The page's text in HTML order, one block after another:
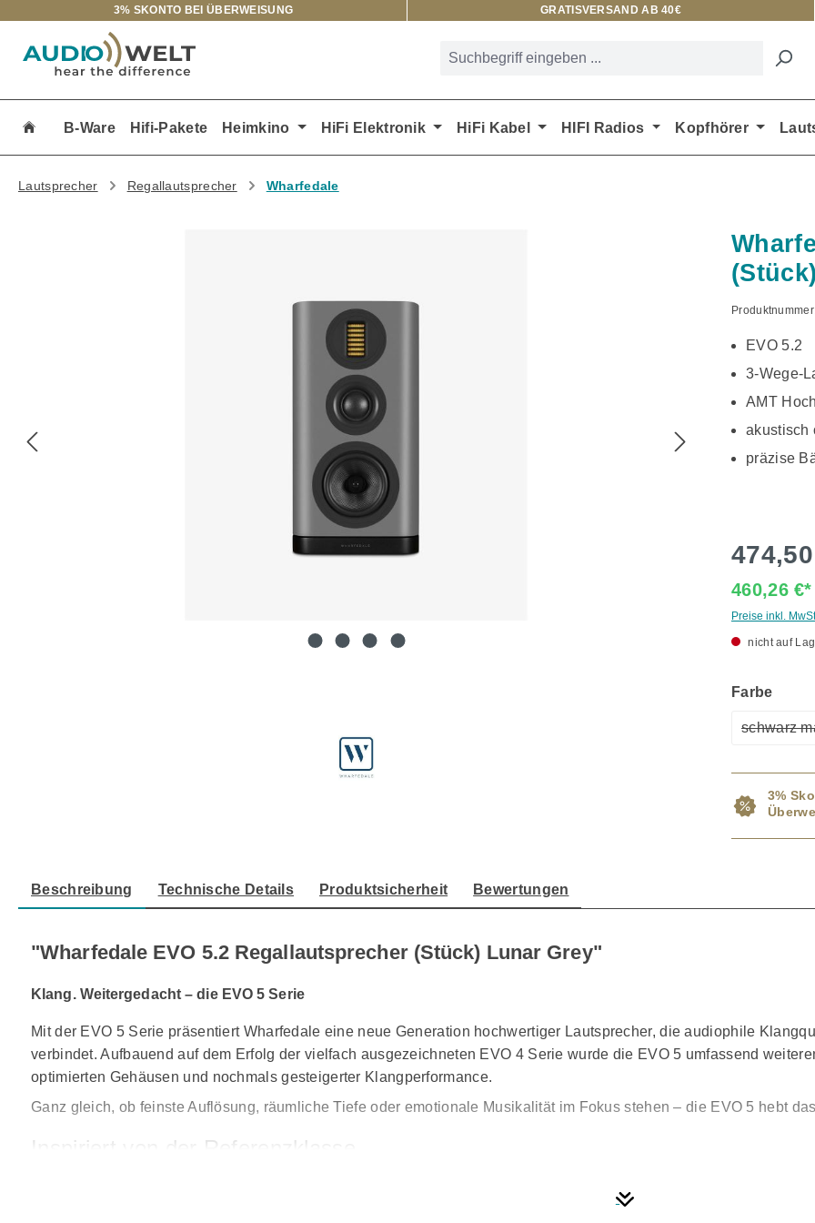
Hauptinhalt springen
Zur Suche springen
Zur Hauptnavigation springen
3% SKONTO BEI ÜBERWEISUNG GRATISVERSAND AB 40€
B-Ware Hifi-Pakete Heimkino HiFi Elektronik HiFi Kabel HIFI Radios Kopfhörer
Lautsprecher Regallautsprecher Wharfedale
EVO 5.2
3-Wege-
AMT
akustisch
präzise
460,26 €*
Preise inkl.
nicht auf
Farbe
schwarz
3%
Beschreibung Technische Details Produktsicherheit Bewertungen
"Wharfedale EVO 5.2 Regallautsprecher (Stück) Lunar Grey"
Klang. Weitergedacht – die EVO 5 Serie
Mit der EVO 5 Serie präsentiert Wharfedale eine neue Generation hochwertiger Lautsprecher, die audiophile
verbindet. Aufbauend auf dem Erfolg der vielfach ausgezeichneten EVO 4 Serie wurde die EVO 5 umfassend
optimierten Gehäusen und nochmals gesteigerter Klangperformance.
Ganz gleich, ob feinste Auflösung, räumliche Tiefe oder emotionale Musikalität im Fokus stehen – die EVO 5 hebt
Inspiriert von der Referenzklasse
modernste Technologien, sondern auch die Philosophie, High-End-Klang für eine breitere Zielgruppe zugänglich zu